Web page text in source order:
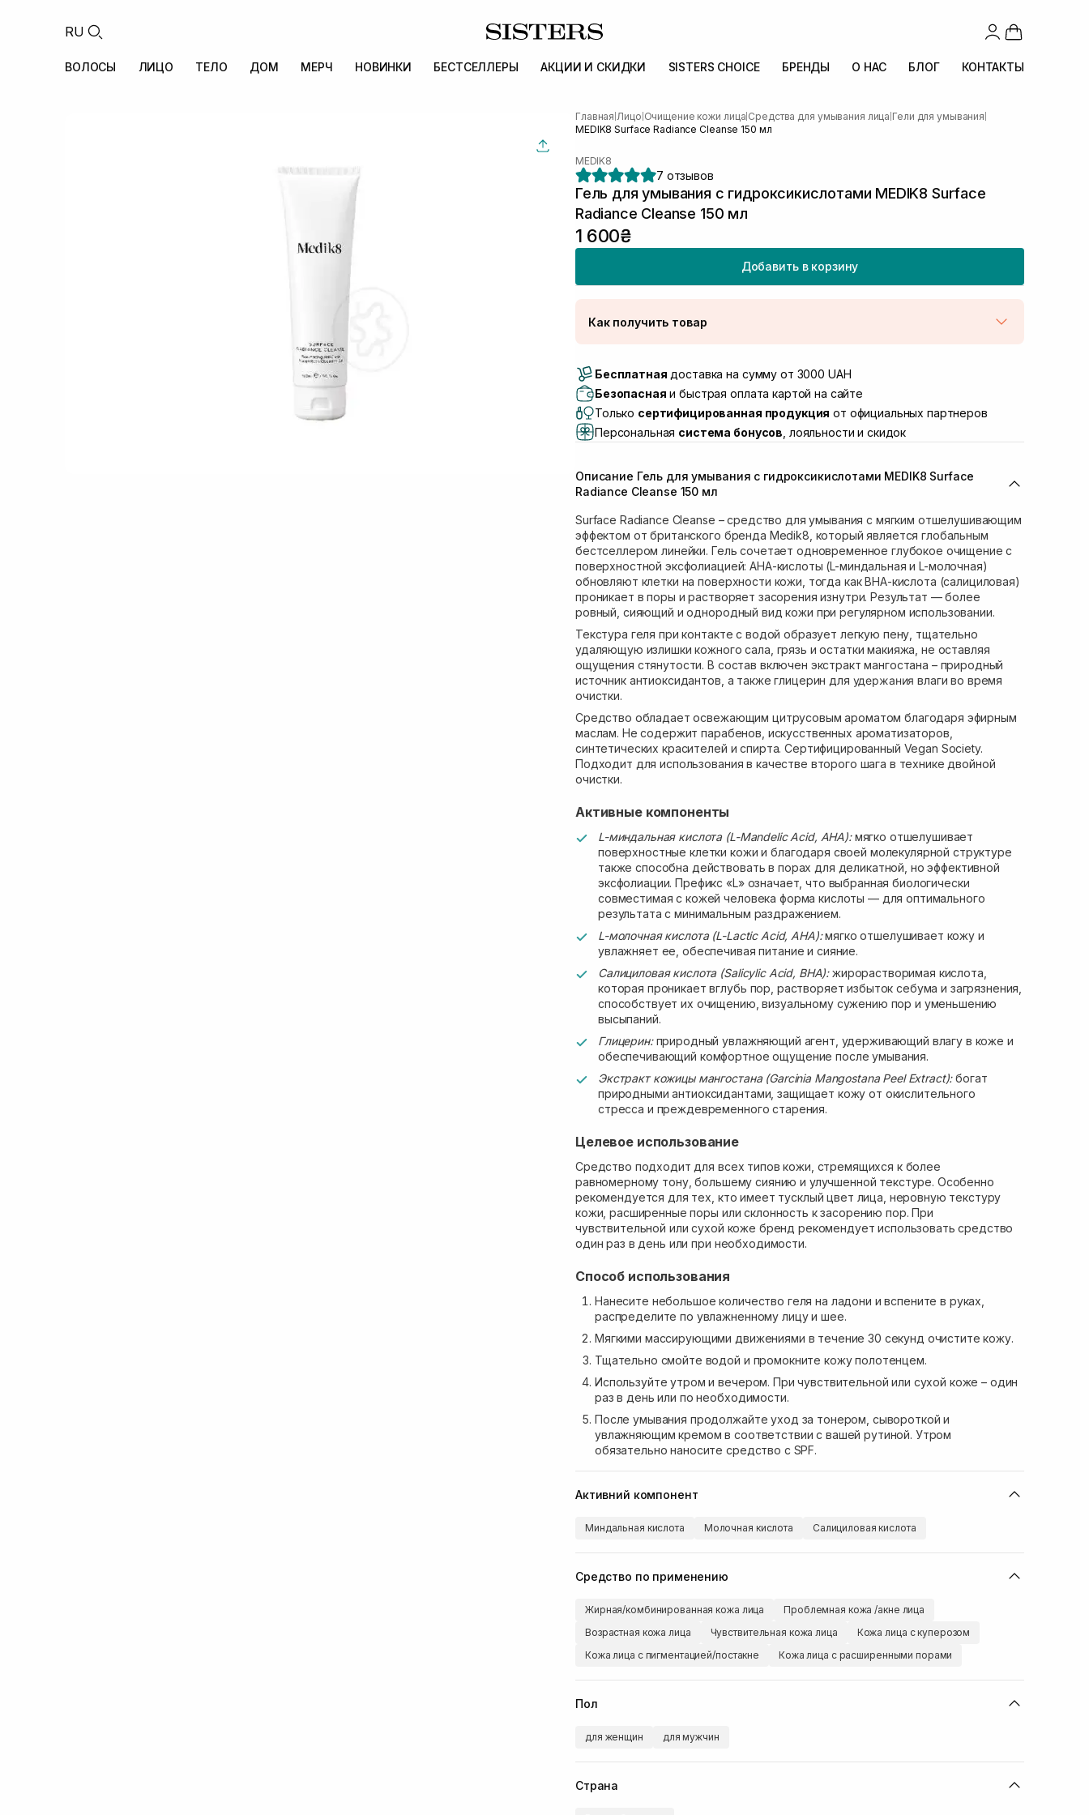
RU
ВОЛОСЫ ЛИЦО ТЕЛО ДОМ МЕРЧ НОВИНКИ БЕСТСЕЛЛЕРЫ АКЦИИ И СКИДКИ SISTERS CHOICE БРЕНДЫ О НАС БЛОГ КОНТАКТЫ
Главная Лицо Очищение кожи лица Средства для умывания лица Гели для умывания
MEDIK8 Surface Radiance Cleanse 150 мл
MEDIK8
7 отзывов
Гель для умывания с гидроксикислотами MEDIK8 Surface
Radiance Cleanse 150 мл
1 600₴
Добавить в корзину
Как получить товар
Самовывоз г. Луцк, Винниченка 4
Самовывоз г. Львов, ул. Академика Подстригача, 1В (Duck's
Самовывоз Львов (Ивана Франко 36) В наличии
Самовывоз г. Львов ул. Степана Бандеры 43 В наличии
Самовывоз г. Ровно, ул. Кулика и Гудачека 23 (ТЦ Экватор) В наличии
Бесплатная доставка на сумму от 3000 UAH
Безопасная и быстрая оплата картой на сайте
Только сертифицированная продукция от официальных партнеров
Персональная система бонусов , лояльности и скидок
Описание Гель для умывания с гидроксикислотами MEDIK8 Surface
Radiance Cleanse 150 мл
Surface Radiance Cleanse – средство для умывания с мягким отшелушивающим
эффектом от британского бренда Medik8, который является глобальным
бестселлером линейки. Гель сочетает одновременное глубокое очищение с
поверхностной эксфолиацией: AHA-кислоты (L-миндальная и L-молочная)
обновляют клетки на поверхности кожи, тогда как BHA-кислота (салициловая)
проникает в поры и растворяет засорения изнутри. Результат — более
ровный, сияющий и однородный вид кожи при регулярном использовании.
Текстура геля при контакте с водой образует легкую пену, тщательно
удаляющую излишки кожного сала, грязь и остатки макияжа, не оставляя
ощущения стянутости. В состав включен экстракт мангостана – природный
источник антиоксидантов, а также глицерин для удержания влаги во время
очистки.
Средство обладает освежающим цитрусовым ароматом благодаря эфирным
маслам. Не содержит парабенов, искусственных ароматизаторов,
синтетических красителей и спирта. Сертифицированный Vegan Society.
Подходит для использования в качестве второго шага в технике двойной
очистки.
Активные компоненты
L-миндальная кислота (L-Mandelic Acid, AHA):мягко отшелушивает
поверхностные клетки кожи и благодаря своей молекулярной структуре
также способна действовать в порах для деликатной, но эффективной
эксфолиации. Префикс «L» означает, что выбранная биологически
совместимая с кожей человека форма кислоты — для оптимального
результата с минимальным раздражением.
L-молочная кислота (L-Lactic Acid, AHA):мягко отшелушивает кожу и
увлажняет ее, обеспечивая питание и сияние.
Салициловая кислота (Salicylic Acid, BHA):жирорастворимая кислота,
которая проникает вглубь пор, растворяет избыток себума и загрязнения,
способствует их очищению, визуальному сужению пор и уменьшению
высыпаний.
Глицерин:природный увлажняющий агент, удерживающий влагу в коже и
обеспечивающий комфортное ощущение после умывания.
Экстракт кожицы мангостана (Garcinia Mangostana Peel Extract):богат
природными антиоксидантами, защищает кожу от окислительного
стресса и преждевременного старения.
Целевое использование
Средство подходит для всех типов кожи, стремящихся к более
равномерному тону, большему сиянию и улучшенной текстуре. Особенно
рекомендуется для тех, кто имеет тусклый цвет лица, неровную текстуру
кожи, расширенные поры или склонность к засорению пор. При
чувствительной или сухой коже бренд рекомендует использовать средство
один раз в день или при необходимости.
Способ использования
Нанесите небольшое количество геля на ладони и вспените в руках,
распределите по увлажненному лицу и шее.
Мягкими массирующими движениями в течение 30 секунд очистите кожу.
Тщательно смойте водой и промокните кожу полотенцем.
Используйте утром и вечером. При чувствительной или сухой коже – один
раз в день или по необходимости.
После умывания продолжайте уход за тонером, сывороткой и
увлажняющим кремом в соответствии с вашей рутиной. Утром
обязательно наносите средство с SPF.
Активний компонент
Миндальная кислота Молочная кислота Салициловая кислота
Средство по применению
Жирная/комбинированная кожа лица
Проблемная кожа /акне лица
Возрастная кожа лица
Чувствительная кожа лица
Кожа лица с куперозом
Кожа лица с пигментацией/постакне
Кожа лица с расширенными порами
Пол
для женщин для мужчин
Страна